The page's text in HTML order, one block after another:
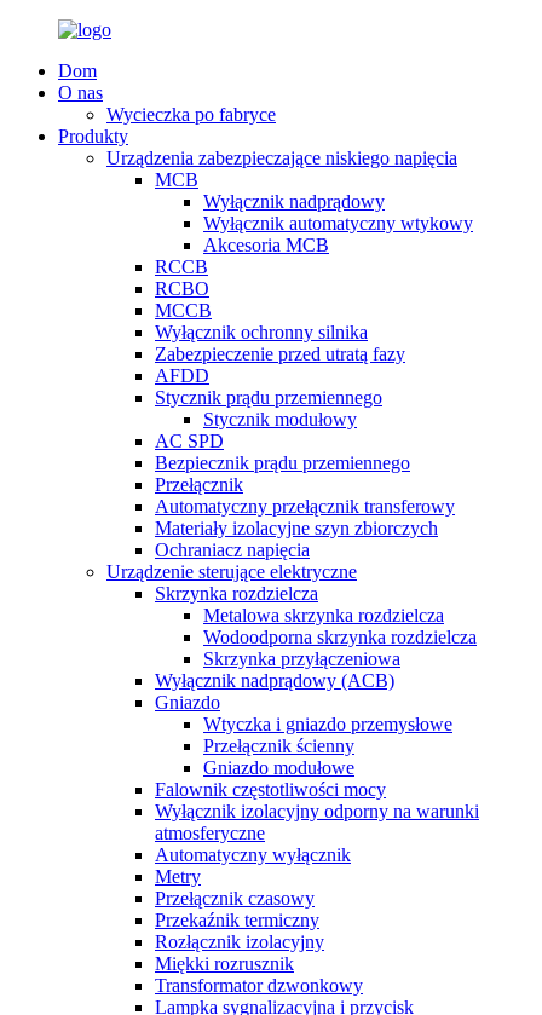
Dom
O nas
Wycieczka po fabryce
Produkty
Urządzenia zabezpieczające niskiego napięcia
MCB
Wyłącznik nadprądowy
Wyłącznik automatyczny wtykowy
Akcesoria MCB
RCCB
RCBO
MCCB
Wyłącznik ochronny silnika
Zabezpieczenie przed utratą fazy
AFDD
Stycznik prądu przemiennego
Stycznik modułowy
AC SPD
Bezpiecznik prądu przemiennego
Przełącznik
Automatyczny przełącznik transferowy
Materiały izolacyjne szyn zbiorczych
Ochraniacz napięcia
Urządzenie sterujące elektryczne
Skrzynka rozdzielcza
Metalowa skrzynka rozdzielcza
Wodoodporna skrzynka rozdzielcza
Skrzynka przyłączeniowa
Wyłącznik nadprądowy (ACB)
Gniazdo
Wtyczka i gniazdo przemysłowe
Przełącznik ścienny
Gniazdo modułowe
Falownik częstotliwości mocy
Wyłącznik izolacyjny odporny na warunki
atmosferyczne
Automatyczny wyłącznik
Metry
Przełącznik czasowy
Przekaźnik termiczny
Rozłącznik izolacyjny
Miękki rozrusznik
Transformator dzwonkowy
Lampka sygnalizacyjna i przycisk